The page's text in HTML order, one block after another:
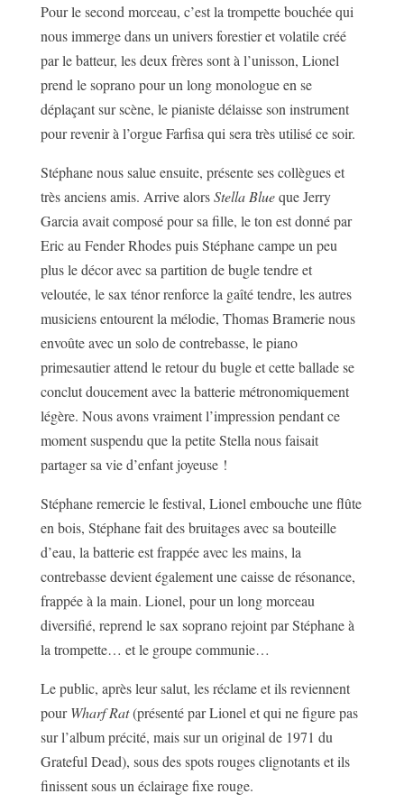
Pour le second morceau, c’est la trompette bouchée qui
nous immerge dans un univers forestier et volatile créé
par le batteur, les deux frères sont à l’unisson, Lionel
prend le soprano pour un long monologue en se
déplaçant sur scène, le pianiste délaisse son instrument
pour revenir à l’orgue Farfisa qui sera très utilisé ce soir.
Stéphane nous salue ensuite, présente ses collègues et
très anciens amis. Arrive alorsStella Blueque Jerry
Garcia avait composé pour sa fille, le ton est donné par
Eric au Fender Rhodes puis Stéphane campe un peu
plus le décor avec sa partition de bugle tendre et
veloutée, le sax ténor renforce la gaîté tendre, les autres
musiciens entourent la mélodie, Thomas Bramerie nous
envoûte avec un solo de contrebasse, le piano
primesautier attend le retour du bugle et cette ballade se
conclut doucement avec la batterie métronomiquement
légère. Nous avons vraiment l’impression pendant ce
moment suspendu que la petite Stella nous faisait
partager sa vie d’enfant joyeuse !
Stéphane remercie le festival, Lionel embouche une flûte
en bois, Stéphane fait des bruitages avec sa bouteille
d’eau, la batterie est frappée avec les mains, la
contrebasse devient également une caisse de résonance,
frappée à la main. Lionel, pour un long morceau
diversifié, reprend le sax soprano rejoint par Stéphane à
la trompette… et le groupe communie…
Le public, après leur salut, les réclame et ils reviennent
pourWharf Rat(présenté par Lionel et qui ne figure pas
sur l’album précité, mais sur un original de 1971 du
Grateful Dead), sous des spots rouges clignotants et ils
finissent sous un éclairage fixe rouge.